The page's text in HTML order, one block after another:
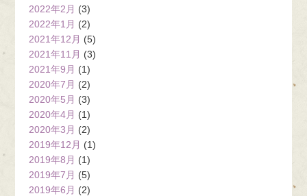
2022年2月 (3)
2022年1月 (2)
2021年12月 (5)
2021年11月 (3)
2021年9月 (1)
2020年7月 (2)
2020年5月 (3)
2020年4月 (1)
2020年3月 (2)
2019年12月 (1)
2019年8月 (1)
2019年7月 (5)
2019年6月 (2)